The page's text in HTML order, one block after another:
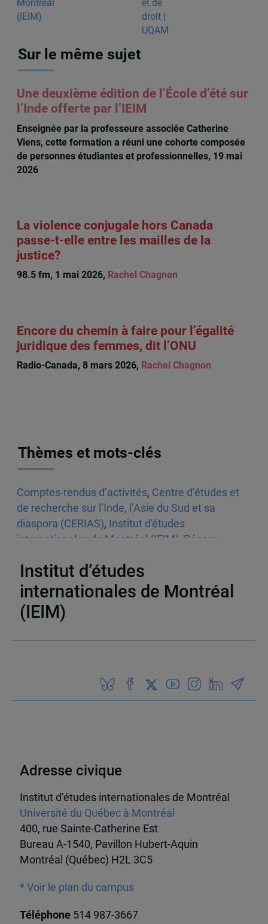
Sur le même sujet
Une deuxième édition de l’École d’été sur
l’Inde offerte par l’IEIM
Enseignée par la professeure associée Catherine
Viens, cette formation a réuni une cohorte composée
de personnes étudiantes et professionnelles, 19 mai
2026
La violence conjugale hors Canada
passe-t-elle entre les mailles de la
justice?
98.5 fm, 1 mai 2026, Rachel Chagnon
Encore du chemin à faire pour l’égalité
juridique des femmes, dit l’ONU
Radio-Canada, 8 mars 2026, Rachel Chagnon
Thèmes et mots-clés
Comptes-rendus d’activités, Centre d’études et
de recherche sur l’Inde, l’Asie du Sud et sa
diaspora (CERIAS), Institut d'études
internationales de Montréal (IEIM) Réseau
Institut d’études
internationales de Montréal
(IEIM)
Adresse civique
Institut d’études internationales de Montréal
Université du Québec à Montréal
400, rue Sainte-Catherine Est
Bureau A-1540, Pavillon Hubert-Aquin
Montréal (Québec) H2L 3C5
* Voir le plan du campus
Téléphone 514 987-3667